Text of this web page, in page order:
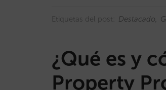
Etiquetas del post: Destacado
¿Qué es y
Property